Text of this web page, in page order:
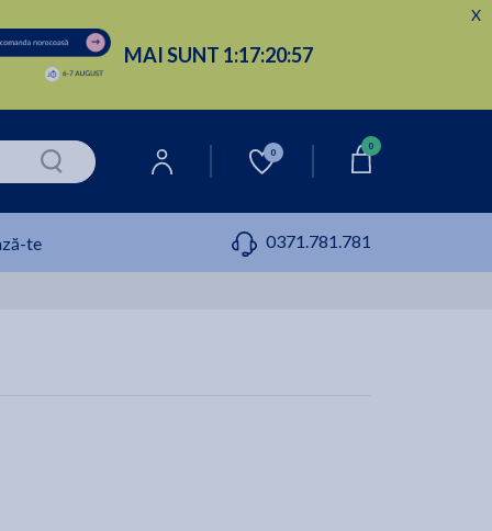
MAI SUNT 1:17:20:56
X
0
0
te 0371.781.781